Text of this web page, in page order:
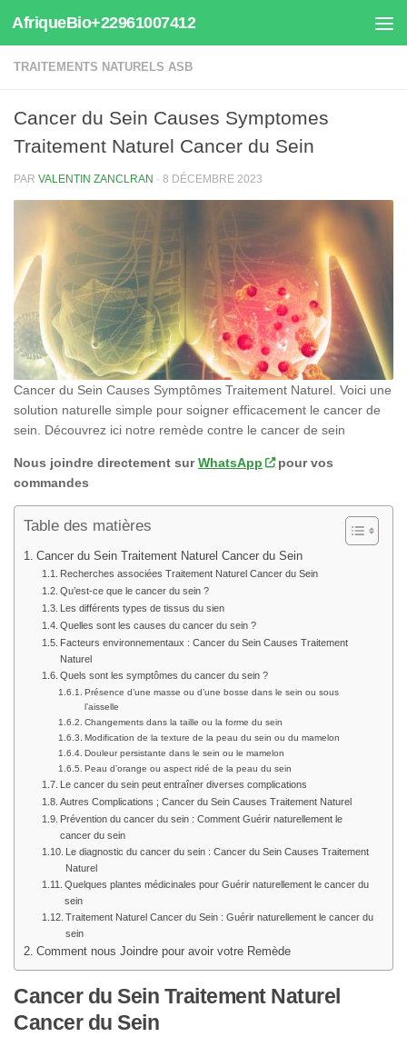
Au dessous du contenu
AfriqueBio+22961007412
TRAITEMENTS NATURELS ASB
Cancer du Sein Causes Symptomes
Traitement Naturel Cancer du Sein
PAR VALENTIN ZANCLRAN · 8 DÉCEMBRE 2023
Cancer du Sein Causes Symptômes Traitement Naturel. Voici une
solution naturelle simple pour soigner efficacement le cancer de
sein. Découvrez ici notre remède contre le cancer de sein
Nous joindre directement surWhatsApp
pour vos
commandes
Table des matières
Cancer du Sein Traitement Naturel Cancer du Sein
Recherches associées Traitement Naturel Cancer du Sein
Qu’est-ce que le cancer du sein ?
Les différents types de tissus du sien
Quelles sont les causes du cancer du sein ?
Facteurs environnementaux : Cancer du Sein Causes Traitement
Naturel
Quels sont les symptômes du cancer du sein ?
Présence d’une masse ou d’une bosse dans le sein ou sous
l’aisselle
Changements dans la taille ou la forme du sein
Modification de la texture de la peau du sein ou du mamelon
Douleur persistante dans le sein ou le mamelon
Peau d’orange ou aspect ridé de la peau du sein
Le cancer du sein peut entraîner diverses complications
Autres Complications ; Cancer du Sein Causes Traitement Naturel
Prévention du cancer du sein : Comment Guérir naturellement le
cancer du sein
Le diagnostic du cancer du sein : Cancer du Sein Causes Traitement
Naturel
Quelques plantes médicinales pour Guérir naturellement le cancer du
sein
Traitement Naturel Cancer du Sein : Guérir naturellement le cancer du
sein
Comment nous Joindre pour avoir votre Remède
Cancer du Sein Traitement Naturel
Cancer du Sein